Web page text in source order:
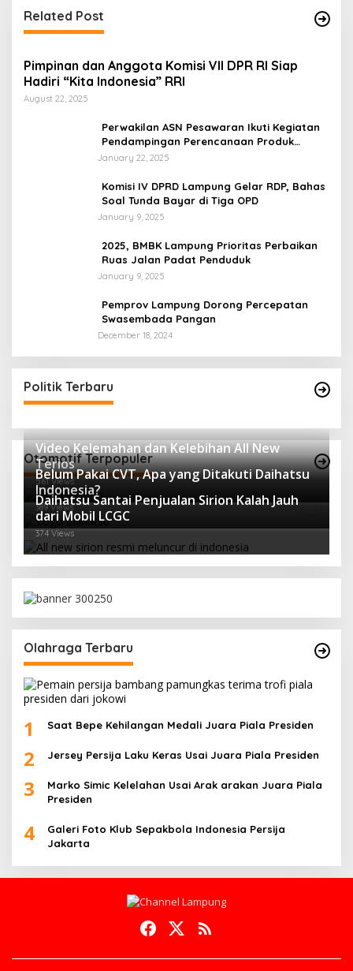
Related Post
Pimpinan dan Anggota Komisi VII DPR RI Siap
Hadiri “Kita Indonesia” RRI
August 22, 2025
Perwakilan ASN Pesawaran Ikuti Kegiatan
Pendampingan Perencanaan Produk
Hukum
January 22, 2025
Komisi IV DPRD Lampung Gelar RDP, Bahas
Soal Tunda Bayar di Tiga OPD
January 9, 2025
2025, BMBK Lampung Prioritas Perbaikan
Ruas Jalan Padat Penduduk
January 9, 2025
Pemprov Lampung Dorong Percepatan
Swasembada Pangan
December 18, 2024
Politik Terbaru
Otomotif Terpopuler
Video Kelemahan dan Kelebihan All New
Terios
561 Views
Belum Pakai CVT, Apa yang Ditakuti Daihatsu
Indonesia?
389 Views
Daihatsu Santai Penjualan Sirion Kalah Jauh
dari Mobil LCGC
374 Views
Olahraga Terbaru
1 Saat Bepe Kehilangan Medali Juara Piala Presiden
2 Jersey Persija Laku Keras Usai Juara Piala Presiden
3
Marko Simic Kelelahan Usai Arak arakan Juara Piala
Presiden
4
Galeri Foto Klub Sepakbola Indonesia Persija
Jakarta